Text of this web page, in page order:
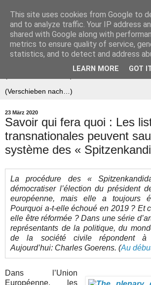
Der (europäische)
Föderalist
23 März 2020
Savoir qui fera quoi : Les
transnationales peuvent
système des «
La procédure des «
démocratiser l’élection du président
européenne, mais elle a toujours
Pourquoi a-t-elle échoué en 2019 ? Et
elle être réformée ? Dans une série
représentants de la politique, du
de la société civile répondent à
Aujourd’hui: Charles Goerens. (Au
Dans l’Union
Européenne, les
This site uses cookies from Google to
and to analyze traffic. Your IP address
shared with Google along with
metrics to ensure quality of service,
statistics, and to detect and address
LEARN MORE GOT